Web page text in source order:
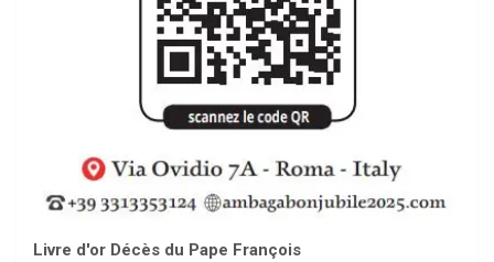
Livre d'or Décès du Pape François